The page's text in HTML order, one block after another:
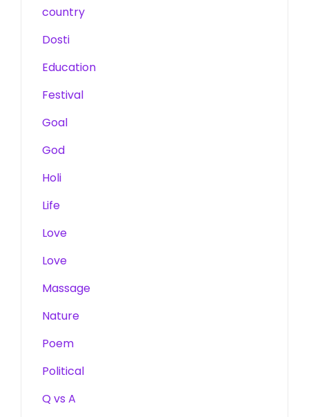
country
Dosti
Education
Festival
Goal
God
Holi
Life
Love
Love
Massage
Nature
Poem
Political
Q vs A